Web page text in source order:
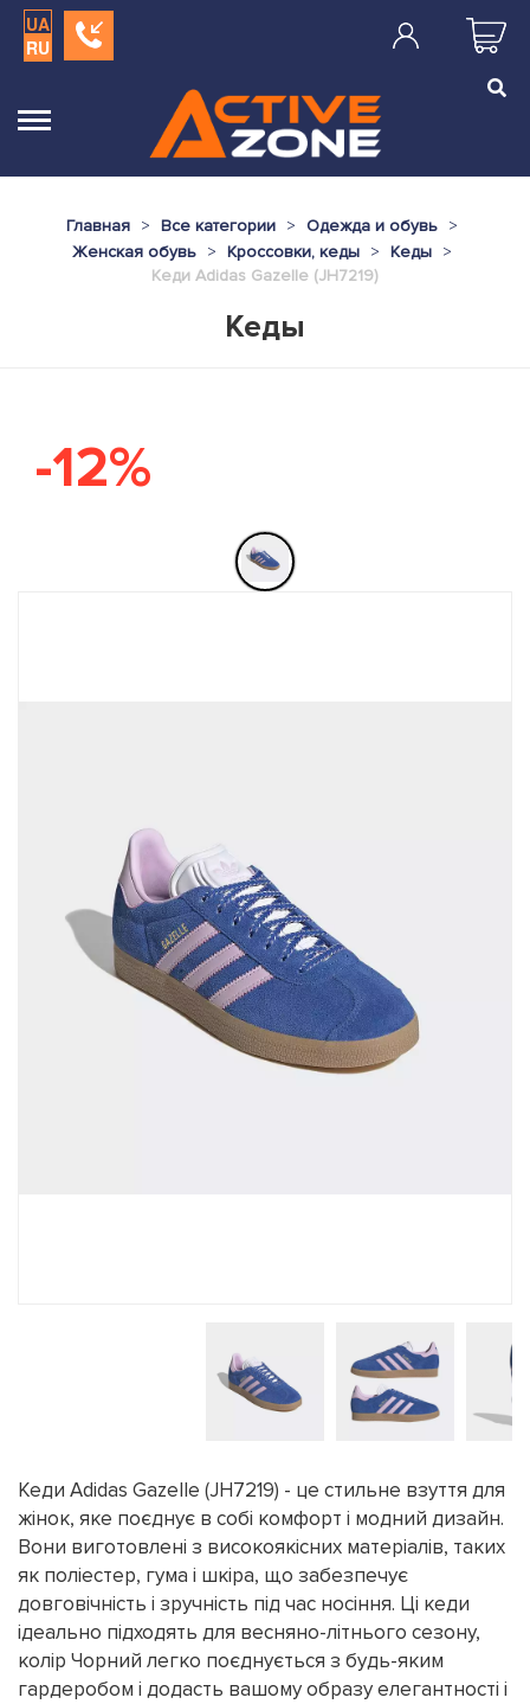
UA
RU
Главная Все категории
Одежда и обувь
Женская обувь
Кроссовки, кеды
Кеды
Кеди Adidas Gazelle (JH7219)
Кеды
-12%
Кеди Adidas Gazelle (JH7219) - це стильне взуття для
жінок, яке поєднує в собі комфорт і модний дизайн.
Вони виготовлені з високоякісних матеріалів, таких
як поліестер, гума і шкіра, що забезпечує
довговічність і зручність під час носіння. Ці кеди
ідеально підходять для весняно-літнього сезону,
колір Чорний легко поєднується з будь-яким
гардеробом і додасть вашому образу елегантності і